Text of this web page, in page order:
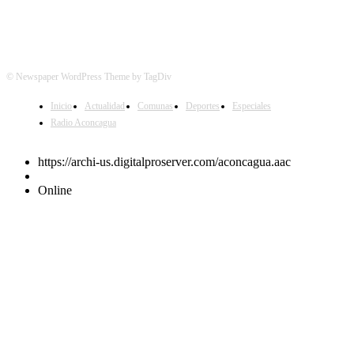
© Newspaper WordPress Theme by TagDiv
Inicio Actualidad Comunas Deportes
Especiales
Radio Aconcagua
https://archi-us.digitalproserver.com/aconcagua.aac
Online